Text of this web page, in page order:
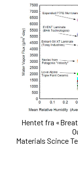
Hentet fra
Materials Scince